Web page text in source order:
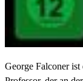
George Falconer